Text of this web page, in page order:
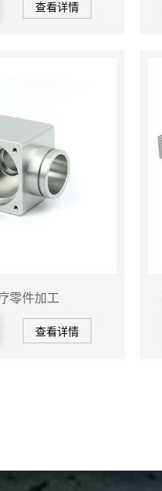
查看详情
零件加工
查看详情